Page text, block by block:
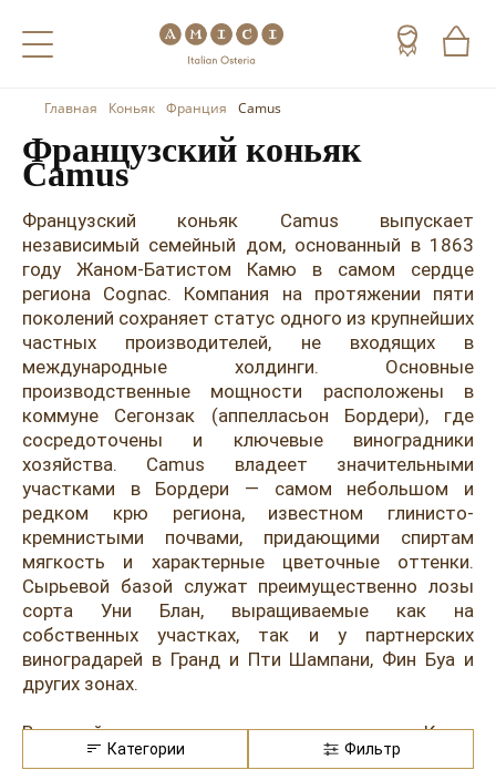
Назад
Холодные напитки
Чай
Кофе
Назад
Вино
Шампанское
Игристое вино
Портвейн
Херес
Красные вина
Белые вина
Розовые вина
Итальянские вина
Французские вина
Испанские вина
Назад
Виски
Коньяк
Арманьяк
Текила
Мескаль
Кальвадос
Джин
Ром
Граппа
Водка
Саке
Пиво
Главная Коньяк Франция Camus
Французский коньяк
Camus
Французский коньяк Camus выпускает
независимый семейный дом, основанный в 1863
году Жаном-Батистом Камю в самом сердце
региона Cognac. Компания на протяжении пяти
поколений сохраняет статус одного из крупнейших
частных производителей, не входящих в
международные холдинги. Основные
производственные мощности расположены в
коммуне Сегонзак (аппелласьон Бордери), где
сосредоточены и ключевые виноградники
хозяйства. Camus владеет значительными
участками в Бордери — самом небольшом и
редком крю региона, известном глинисто-
кремнистыми почвами, придающими спиртам
мягкость и характерные цветочные оттенки.
Сырьевой базой служат преимущественно лозы
сорта Уни Блан, выращиваемые как на
собственных участках, так и у партнерских
виноградарей в Гранд и Пти Шампани, Фин Буа и
других зонах.
В линейке дома представлен коньяк Камю
категорий VS, VSOP, XO, а также винтажные и
Категории Фильтр